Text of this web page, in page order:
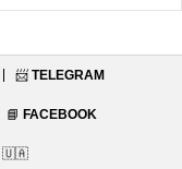
📨 TELEGRAM
📘 FACEBOOK
🇺🇦